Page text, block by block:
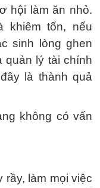
hội làm ăn nhỏ.
khiêm tốn, nếu
sinh lòng ghen
quản lý tài chính
là thành quả
không có vấn
rầy, làm mọi việc